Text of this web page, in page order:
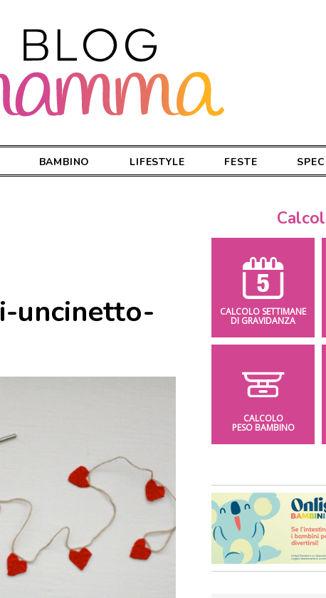
BAMBINO LIFESTYLE FESTE
uncinetto- CALCOLO SETTIMANE
DI GRAVIDANZA
CALCOLO
PESO BAMBINO